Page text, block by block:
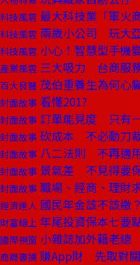
科技風雲 最大科技業「軍
科技風雲 兩歲小公司 玩大
科技風雲 小心！智慧型手機
產業風雲 三大吸力 台商服
百大良醫 茂伯重養生為何心
封面故事 看懂201?
封面故事 訂單能見度 只有
封面故事 砍成本 不必動刀
封面故事 八二法則 不再適
封面故事 景氣差 不見得要
封面故事 職場、經商、理財
經濟達人 國民年金該不該繳？
財富線上 年尾投資保本七要
國際視窗 小雜誌加外籍老
商周書摘 賺App財 先取對